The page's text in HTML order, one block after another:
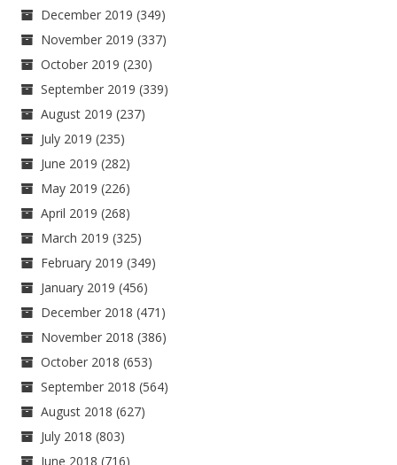
December 2019 (349)
November 2019 (337)
October 2019 (230)
September 2019 (339)
August 2019 (237)
July 2019 (235)
June 2019 (282)
May 2019 (226)
April 2019 (268)
March 2019 (325)
February 2019 (349)
January 2019 (456)
December 2018 (471)
November 2018 (386)
October 2018 (653)
September 2018 (564)
August 2018 (627)
July 2018 (803)
June 2018 (716)